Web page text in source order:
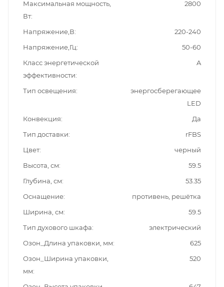
Максимальная мощность,
Вт
2800
Напряжение,В
220-240
Напряжение,Гц
50-60
Класс энергетической
эффективности
A
Тип освещения
энергосберегающее
LED
Конвекция
Да
Тип доставки
rFBS
Цвет
черный
Высота, см
59.5
Глубина, см
53.35
Оснащение
противень, решётка
Ширина, см
59.5
Тип духового шкафа
электрический
Озон_Длина упаковки, мм
625
Озон_Ширина упаковки,
мм
520